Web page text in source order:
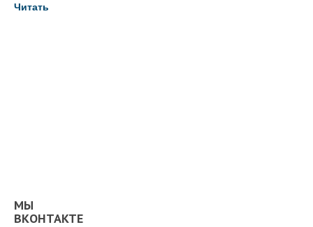
Читать
МЫ
ВКОНТАКТЕ